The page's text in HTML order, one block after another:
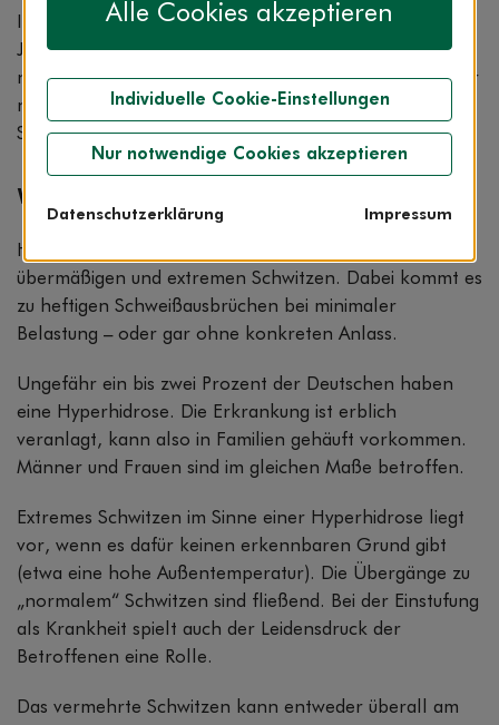
Im Sommer schwitzen wir etwas mehr als in der kalten
Jahreszeit – das ist ganz normal. Außerdem schwitzen
nicht alle Menschen gleich stark. Manchmal ist es aber
nicht die Sonne oder sportliche Betätigung, die den
Schweiß zum Laufen bringt.
Was ist Hyperhidrose?
Hyperhidrose heißt das Krankheitsbild vom
übermäßigen und extremen Schwitzen. Dabei kommt es
zu heftigen Schweißausbrüchen bei minimaler
Belastung – oder gar ohne konkreten Anlass.
Ungefähr ein bis zwei Prozent der Deutschen haben
eine Hyperhidrose. Die Erkrankung ist erblich
veranlagt, kann also in Familien gehäuft vorkommen.
Männer und Frauen sind im gleichen Maße betroffen.
Extremes Schwitzen im Sinne einer Hyperhidrose liegt
vor, wenn es dafür keinen erkennbaren Grund gibt
(etwa eine hohe Außentemperatur). Die Übergänge zu
„normalem“ Schwitzen sind fließend. Bei der Einstufung
als Krankheit spielt auch der Leidensdruck der
Betroffenen eine Rolle.
Das vermehrte Schwitzen kann entweder überall am
Alle Cookies akzeptieren
Individuelle Cookie-Einstellungen
Nur notwendige Cookies akzeptieren
Datenschutzerklärung Impressum